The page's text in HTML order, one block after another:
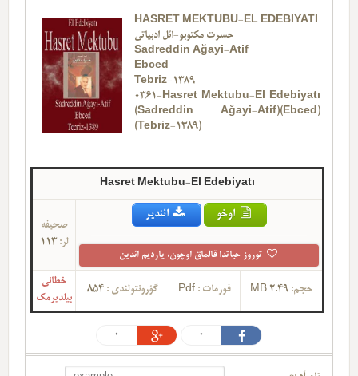
HASRET MEKTUBU-EL EDEBIYATI
حسرت مکتوبو-ائل ادبیاتی
Sadreddin Ağayi-Atif
Ebced
Tebriz-1389
0361-Hasret Mektubu-El Edebiyatı
(Sadreddin Ağayi-Atif)(Ebced)
(Tebriz-1389)
Hasret Mektubu-El Edebiyatı
اوخو ائندیر
توروز حیاتدا قالماق اوچون، یاردیم ائدین
صحیفه
لر: 113
حجم: 2.49 MB فورمات : Pdf گؤرونتولندی :854
خطانی
بیلدیرمک
0
0